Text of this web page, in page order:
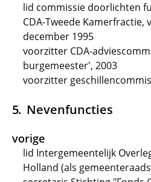
lid commissie doorlichten
CDA-Tweede
december 1995
voorzitter CDA-
burgemeester', 2003
voorzitter
Nevenfuncties
vorige
lid Intergemeentelijk
Holland (als